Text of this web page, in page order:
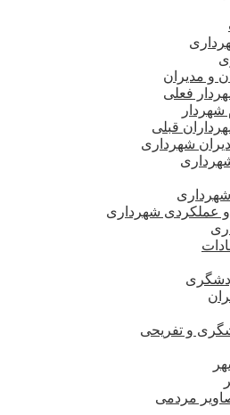
و مدیران
فعلی
شهردار
قبلی
شهرداری
عملکردی شهرداری
و تفریحی
مردمی